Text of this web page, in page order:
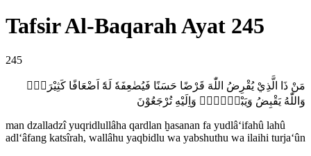
Tafsir Al-Baqarah Ayat 245
245
مَنْ ذَا الَّذِيْ يُقْرِضُ اللّٰهَ قَرْضًا حَسَنًا فَيُضٰعِفَهٗ لَهٗٓ اَضْعَافًا كَثِيْرَةًۗ
وَاللّٰهُ يَقْبِضُ وَيَبْصُۣطُۖ وَاِلَيْهِ تُرْجَعُوْنَ
man dzalladzî yuqridlullâha qardlan ḫasanan fa yudlâ‘ifahû lahû
adl‘âfang katsîrah, wallâhu yaqbidlu wa yabshuthu wa ilaihi turja‘ûn